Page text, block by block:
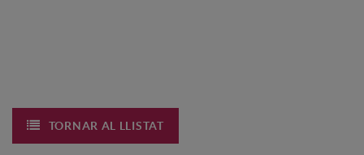
TORNAR AL LLISTAT